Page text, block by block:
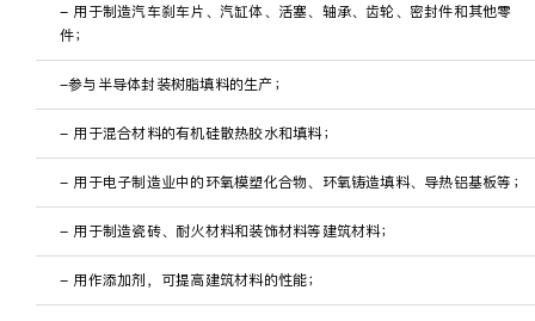
- 用于制造汽车刹车片、汽缸体、活塞、轴承、齿轮、密封件和其他零
件；
-参与半导体封装树脂填料的生产；
- 用于混合材料的有机硅散热胶水和填料；
- 用于电子制造业中的环氧模塑化合物、环氧铸造填料、导热铝基板等；
- 用于制造瓷砖、耐火材料和装饰材料等建筑材料；
- 用作添加剂，可提高建筑材料的性能；